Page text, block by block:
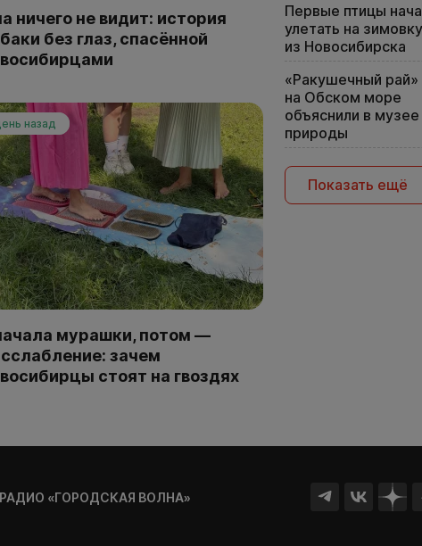
ничего не видит: история
без глаз, спасённой
назад
мурашки, потом —
зачем
стоят на гвоздях
Первые птицы
улетать на зимовку
из Новосибирска
«Ракушечный рай»
на Обском море
объяснили в музее
природы
Показать ещё
«ГОРОДСКАЯ ВОЛНА»